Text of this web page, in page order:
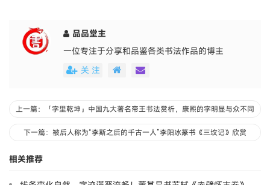
品品堂主
一位专注于分享和品鉴各类书法作品的博主
关 注
上一篇：「字里乾坤」中国九大著名帝王书法赏析，康熙的字明显与众不同
下一篇：被后人称为“李斯之后的千古一人”李阳冰篆书《三坟记》欣赏
相关推荐